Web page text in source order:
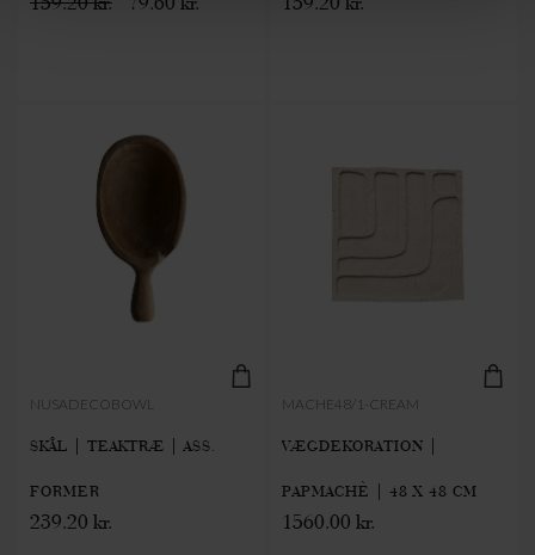
NUSADECOBOWL
SKÅL | TEAKTRÆ | ASS.
FORMER
239.20 kr.
MACHE48/1-CREAM
VÆGDEKORATION |
PAPMACHÈ | 48 X 48 CM
1560.00 kr.